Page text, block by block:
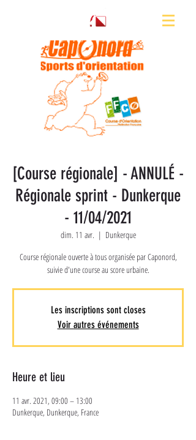
[Course régionale] - ANNULÉ -
Régionale sprint - Dunkerque
- 11/04/2021
dim. 11 avr.
  |
Dunkerque
Course régionale ouverte à tous organisée par Caponord,
suivie d'une course au score urbaine.
Les inscriptions sont closes
Voir autres événements
Heure et lieu
11 avr. 2021, 09:00 – 13:00
Dunkerque, Dunkerque, France